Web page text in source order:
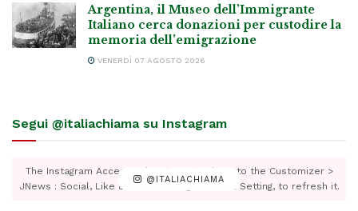
Argentina, il Museo dell’Immigrante
Italiano cerca donazioni per custodire la
memoria dell’emigrazione
VENERDÌ 07 AGOSTO 2026
Segui @italiachiama su Instagram
@ITALIACHIAMA
The Instagram Access Token is expired, Go to the Customizer >
JNews : Social, Like & View > Instagram Feed Setting, to refresh it.